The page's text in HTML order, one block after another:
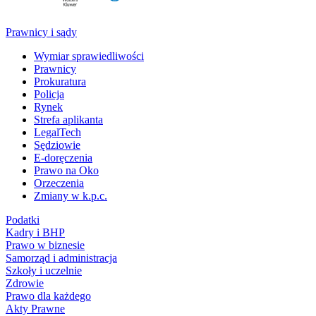
Prawnicy i sądy
Wymiar sprawiedliwości
Prawnicy
Prokuratura
Policja
Rynek
Strefa aplikanta
LegalTech
Sędziowie
E-doręczenia
Prawo na Oko
Orzeczenia
Zmiany w k.p.c.
Podatki
Kadry i BHP
Prawo w biznesie
Samorząd i administracja
Szkoły i uczelnie
Zdrowie
Prawo dla każdego
Akty Prawne